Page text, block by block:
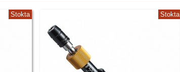
Stokta Stokta